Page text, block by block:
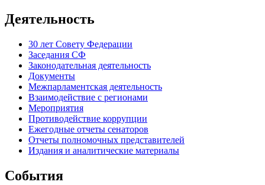
Деятельность
30 лет Совету Федерации
Заседания СФ
Законодательная деятельность
Документы
Межпарламентская деятельность
Взаимодействие с регионами
Мероприятия
Противодействие коррупции
Ежегодные отчеты сенаторов
Отчеты полномочных представителей
Издания и аналитические материалы
События